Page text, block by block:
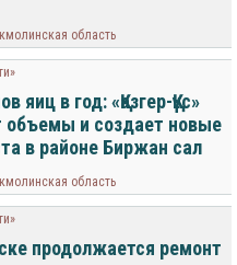
область
яиц в год: «Қазгер-Құс»
объемы и создает новые
в районе Биржан сал
область
продолжается ремонт